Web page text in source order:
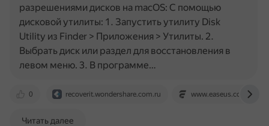
0 recoverit.wondershare.com.ru www.easeus.com
разрешениями дисков на macOS: С помощью
дисковой утилиты: 1. Запустить утилиту Disk
Utility из Finder > Приложения > Утилиты. 2.
Выбрать диск или раздел для восстановления в
левом меню. 3. В программе…
Читать далее